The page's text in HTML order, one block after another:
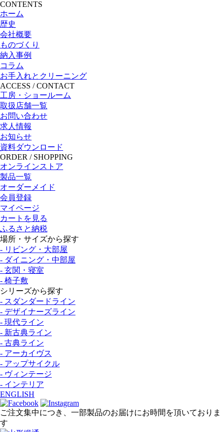
CONTENTS
ホーム
歴史
会社概要
ものづくり
納入事例
コラム
お手入れとクリーニング
ACCESS / CONTACT
工房・ショールーム
取扱店舗一覧
お問い合わせ
求人情報
お知らせ
資料ダウンロード
ORDER / SHOPPING
オンラインストア
製品一覧
オーダーメイド
会員登録
マイページ
カートを見る
ふるさと納税
場所・サイズから探す
- リビング・大部屋
- ダイニング・中部屋
- 玄関・寝室
- 椅子敷
シリーズから探す
- スダンダードライン
- デザイナーズライン
- 現代ライン
- 新古典ライン
- 古典ライン
- アーカイヴス
- アップサイクル
- ヴィンテージ
- インテリア
ENGLISH
ご注文集中につき、一部製品のお届けにお時間を頂いておりま
す